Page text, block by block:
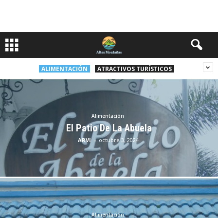
ALIMENTACIÓN ATRACTIVOS TURÍSTICOS
Alimentación
El Patio De La Abuela
ARVI - octubre 3, 2024
Alimentación